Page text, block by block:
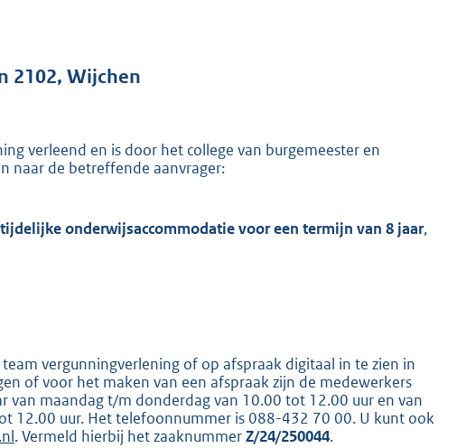
d
r
o
t
6
K
b
2102, Wijchen
verleend en is door het college van burgemeester en
naar de betreffende aanvrager:
onderwijsaccommodatie voor een termijn van 8 jaar,
vergunningverlening of op afspraak digitaal in te zien in
of voor het maken van een afspraak zijn de medewerkers
maandag t/m donderdag van 10.00 tot 12.00 uur en van
12.00 uur. Het telefoonnummer is 088-432 70 00. U kunt ook
. Vermeld hierbij het zaaknummerZ/24/250044.